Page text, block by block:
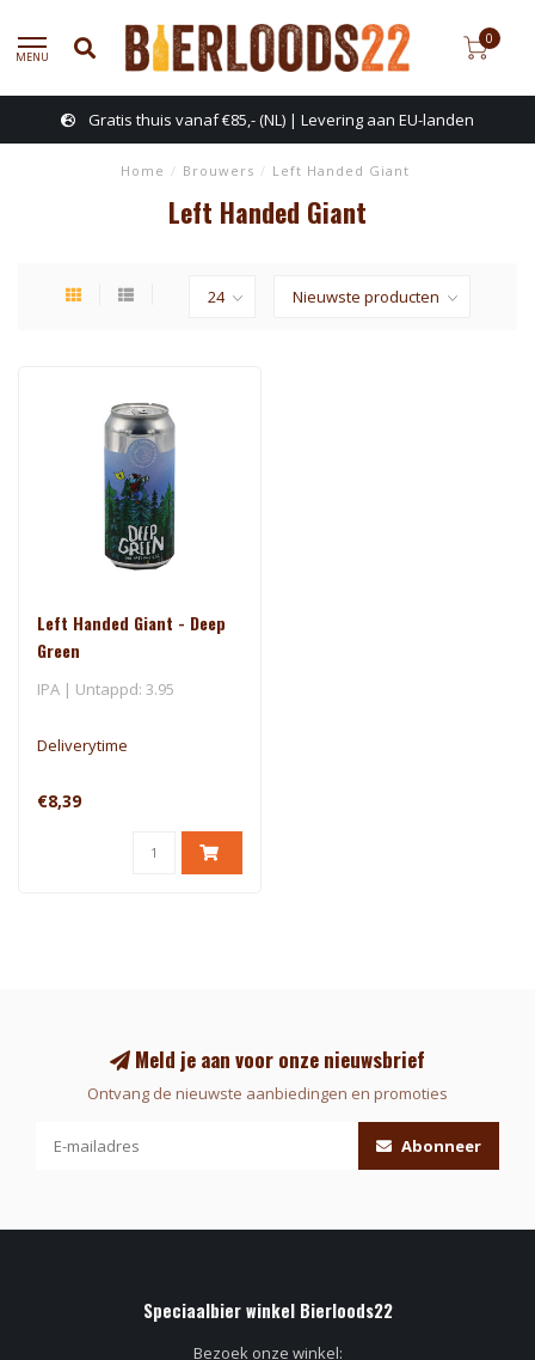
MENU
0
Gratis thuis vanaf €85,- (NL) | Levering aan EU-landen
Home / Brouwers / Left Handed Giant
Left Handed Giant
Left Handed Giant - Deep
Green
IPA | Untappd: 3.95
Deliverytime
€8,39
Meld je aan voor onze nieuwsbrief
Ontvang de nieuwste aanbiedingen en promoties
Abonneer
Speciaalbier winkel Bierloods22
Bezoek onze winkel: